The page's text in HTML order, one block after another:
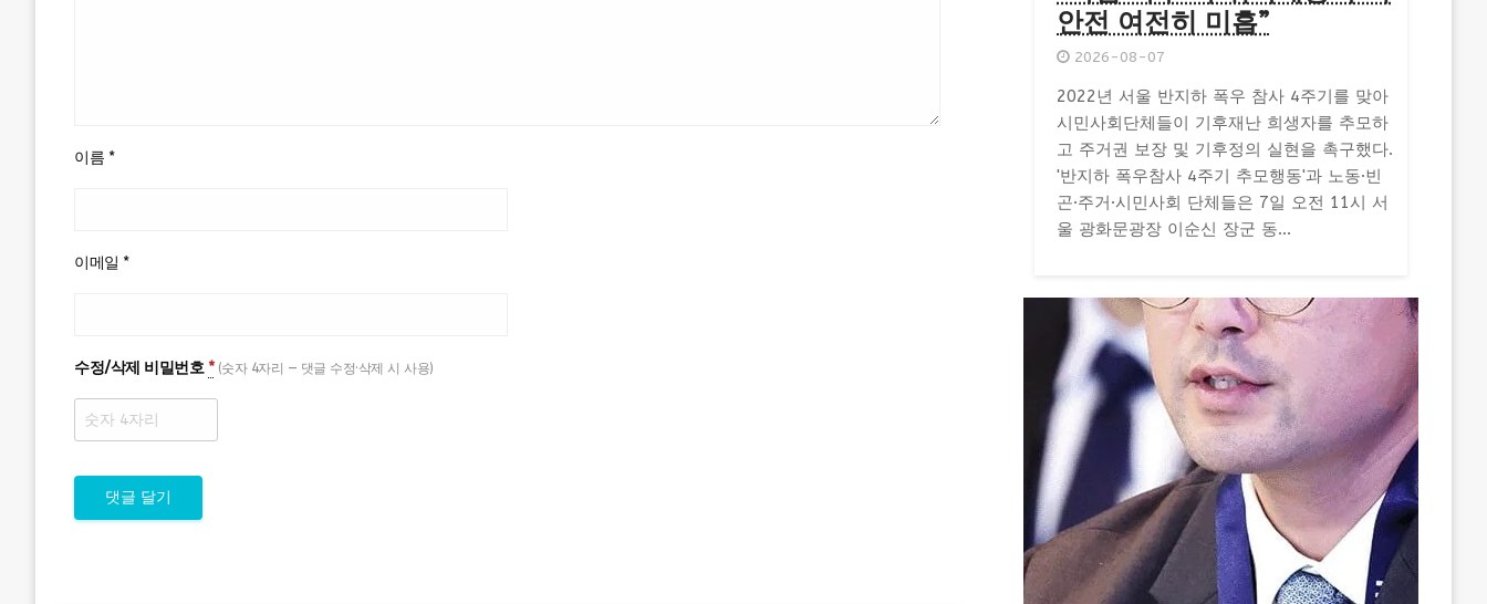
이름 *
이메일 *
수정/삭제 비밀번호 * (숫자 4자리 — 댓글 수정·삭제 시 사용)
안전 여전히 미흡”
2026-08-07
2022년 서울 반지하 폭우 참사 4주기를 맞아
시민사회단체들이 기후재난 희생자를 추모하
고 주거권 보장 및 기후정의 실현을 촉구했다.
'반지하 폭우참사 4주기 추모행동'과 노동·빈
곤·주거·시민사회 단체들은 7일 오전 11시 서
울 광화문광장 이순신 장군 동...